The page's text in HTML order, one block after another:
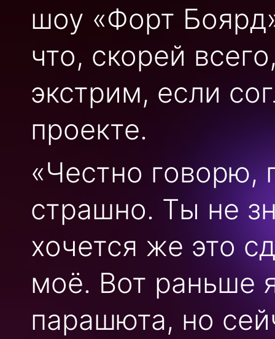
шоу «Форт
что, скорей
экстрим, если
проекте.
«Честно говорю,
страшно. Ты не
хочется же это
моё. Вот раньше
парашюта, но